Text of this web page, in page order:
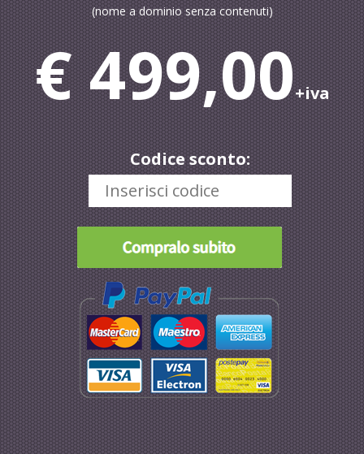
(nome a dominio senza contenuti)
€ 499,00+iva
Codice sconto: